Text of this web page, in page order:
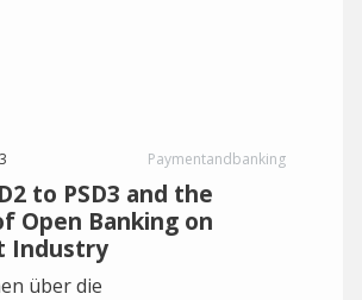
Paymentandbanking
to PSD3 and the
Open Banking on
Industry
über die